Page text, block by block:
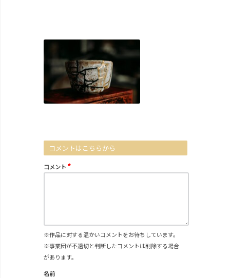
コメントはこちらから
コメント *
※作品に対する温かいコメントをお待ちしています。
※事業団が不適切と判断したコメントは削除する場合
があります。
名前